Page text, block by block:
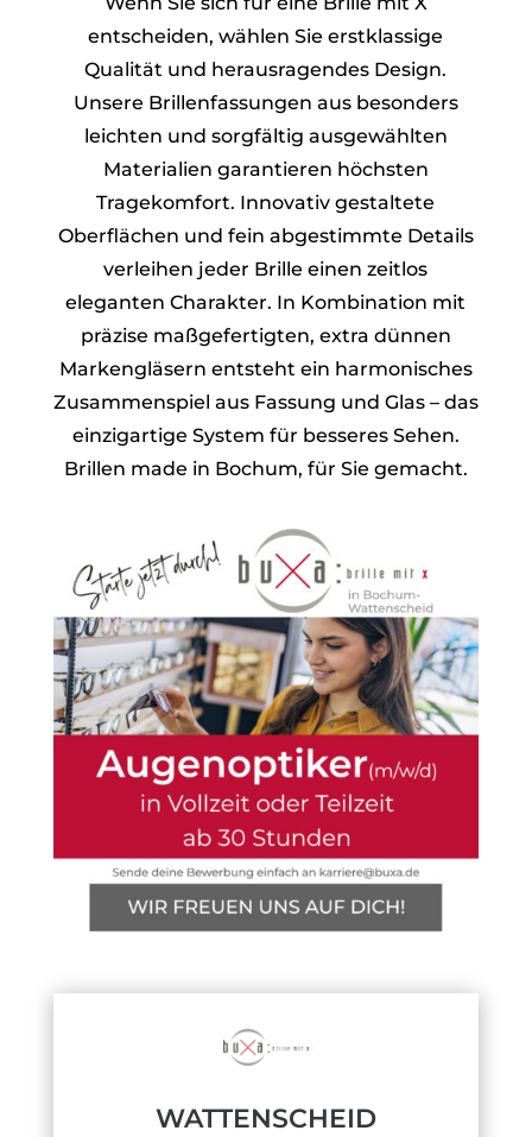
entscheiden, wählen Sie erstklassige
Qualität und herausragendes Design.
Unsere Brillenfassungen aus besonders
leichten und sorgfältig ausgewählten
Materialien garantieren höchsten
Tragekomfort. Innovativ gestaltete
Oberflächen und fein abgestimmte Details
verleihen jeder Brille einen zeitlos
eleganten Charakter. In Kombination mit
präzise maßgefertigten, extra dünnen
Markengläsern entsteht ein harmonisches
Zusammenspiel aus Fassung und Glas – das
einzigartige System für besseres Sehen.
Brillen made in Bochum, für Sie gemacht.
WATTENSCHEID